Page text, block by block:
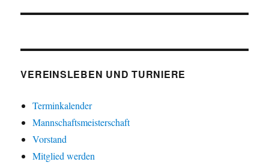
VEREINSLEBEN UND TURNIERE
Terminkalender
Mannschaftsmeisterschaft
Vorstand
Mitglied werden